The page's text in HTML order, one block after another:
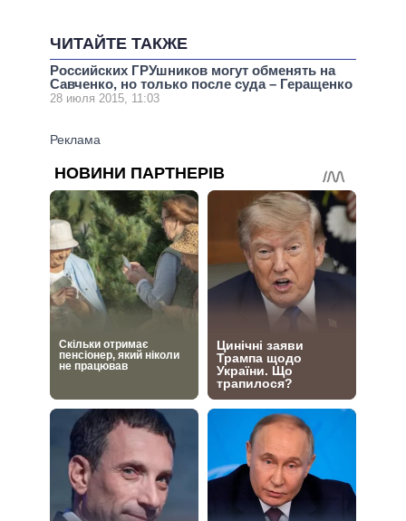
ЧИТАЙТЕ ТАКЖЕ
Российских ГРУшников могут обменять на
Савченко, но только после суда – Геращенко
28 июля 2015, 11:03